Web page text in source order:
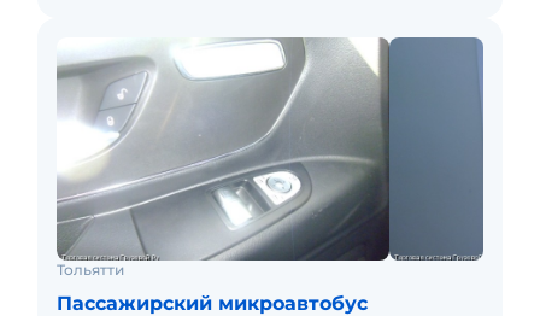
Тольятти
Пассажирский микроавтобус